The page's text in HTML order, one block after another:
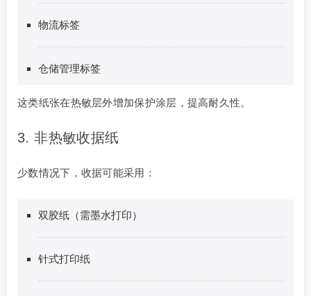
物流标签
仓储管理标签
这类纸张在热敏层外增加保护涂层，提高耐久性。
3. 非热敏收据纸
少数情况下，收据可能采用：
双胶纸（需墨水打印）
针式打印纸